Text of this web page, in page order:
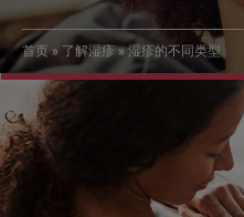
面
包
屑
首页 了解湿疹 湿疹的不同类型